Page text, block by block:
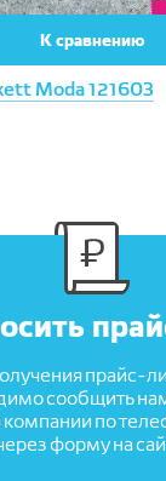
Moda 121603
К сравнению
прайс-
сообщить
по
форму на